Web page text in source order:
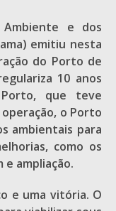
e dos
emitiu nesta
do Porto de
10 anos
que teve
operação, o Porto
ambientais para
como os
ampliação.
e uma vitória. O